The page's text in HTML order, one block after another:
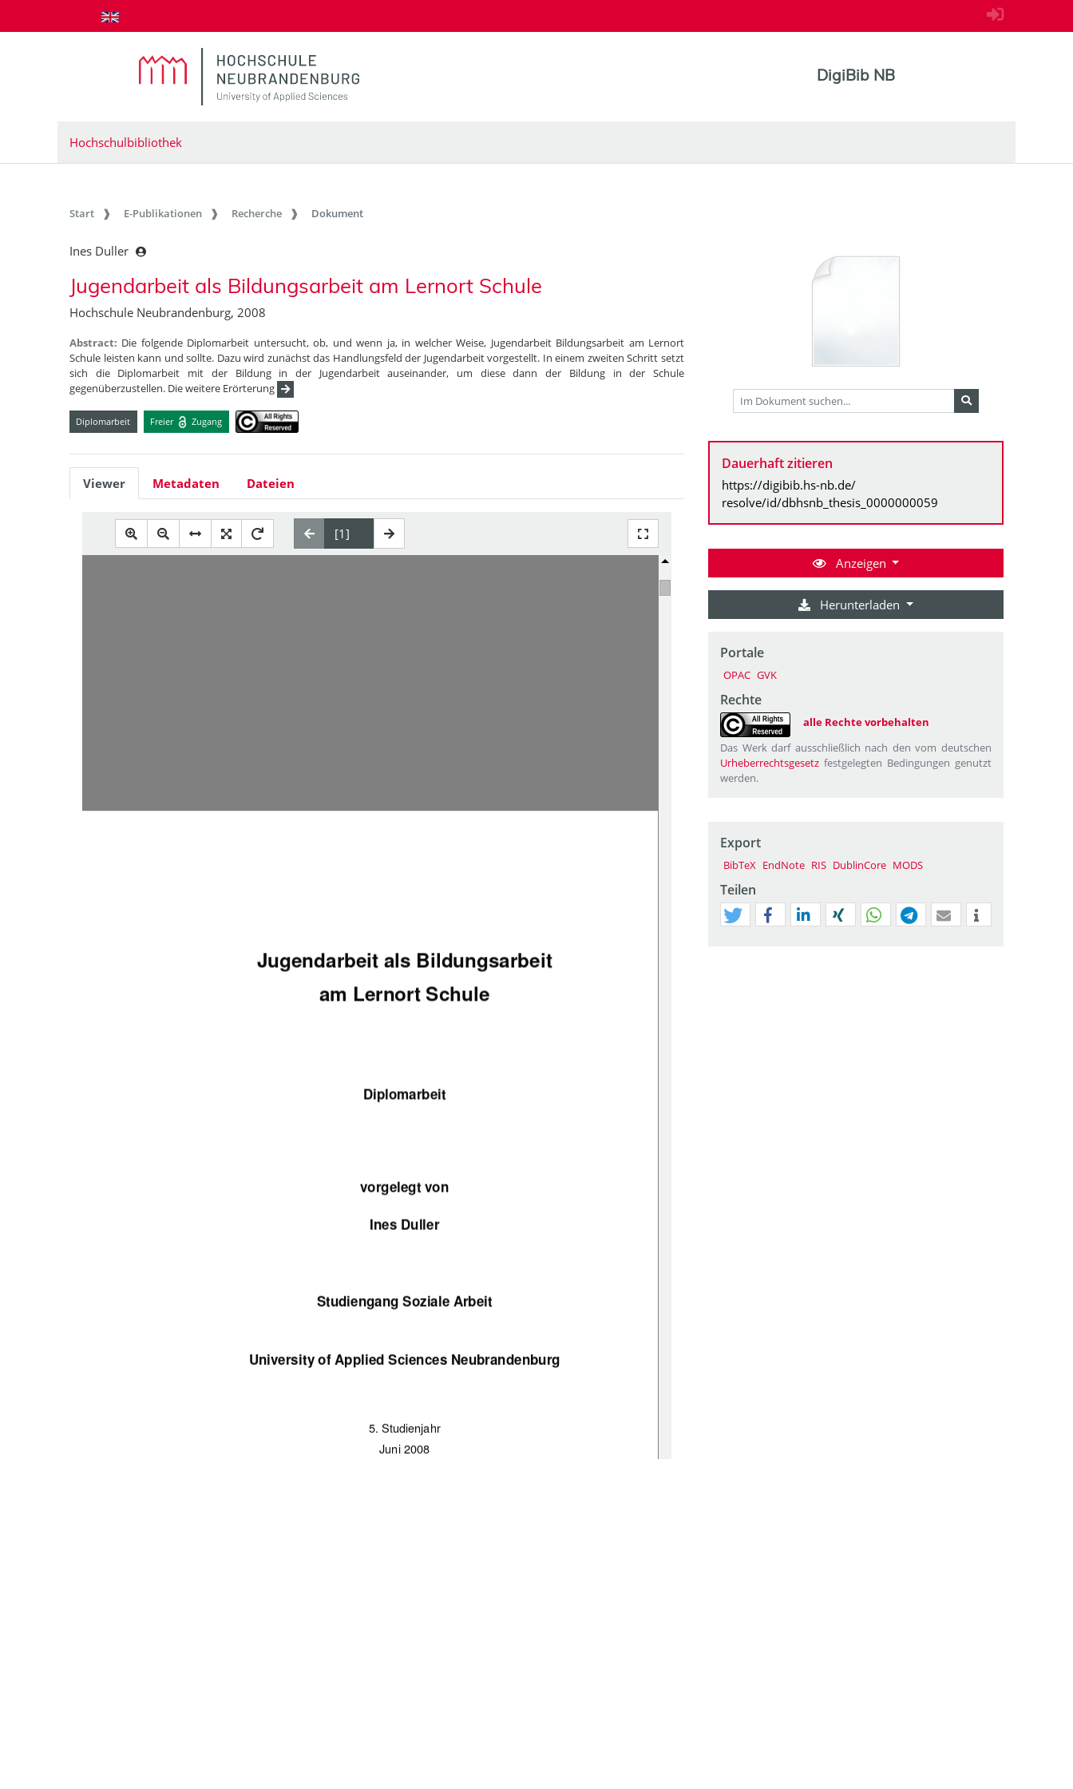
zum Inhalt springen
DigiBib NB
Hochschulbibliothek
Start E-Publikationen Recherche Dokument
Ines Duller
Jugendarbeit als Bildungsarbeit am Lernort Schule
Hochschule Neubrandenburg, 2008
Abstract: Die folgende Diplomarbeit untersucht, ob, und wenn ja, in welcher Weise, Jugendarbeit Bildungsarbeit am Lernort
Schule leisten kann und sollte. Dazu wird zunächst das Handlungsfeld der Jugendarbeit vorgestellt. In einem zweiten Schritt setzt
sich die Diplomarbeit mit der Bildung in der Jugendarbeit auseinander, um diese dann der Bildung in der Schule
gegenüberzustellen. Die weitere Erörterung
Diplomarbeit Freier Zugang
Viewer Metadaten Dateien
Jugendarbeit als Bildungsarbeit
am Lernort Schule
Diplomarbeit
vorgelegt von
Ines Duller
Studiengang Soziale Arbeit
University of Applied Sciences Neubrandenburg
5. Studienjahr
Juni 2008
Dauerhaft zitieren
https://digibib.hs-nb.de/
resolve/id/dbhsnb_thesis_0000000059
Anzeigen
Herunterladen
Portale
OPAC GVK
Rechte
alle Rechte vorbehalten
Das Werk darf ausschließlich nach den vom deutschen
Urheberrechtsgesetz festgelegten Bedingungen genutzt
werden.
Export
BibTeX EndNote RIS DublinCore MODS
Teilen